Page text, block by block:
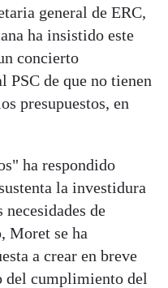
general de ERC,
ha insistido este
concierto
PSC de que no tienen
presupuestos, en
ha respondido
la investidura
de
Moret se ha
a crear en breve
del cumplimiento del